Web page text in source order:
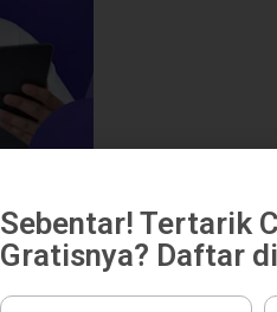
Sebentar! Tertarik
Gratisnya? Daftar